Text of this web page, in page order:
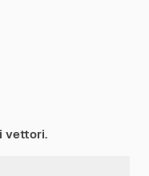
vettori.